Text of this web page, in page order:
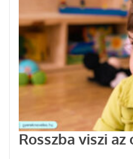
Rosszba viszi